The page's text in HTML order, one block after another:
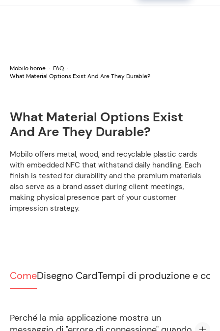
Mobilo home
FAQ
What Material Options Exist And Are They Durable?
What Material Options Exist
And Are They Durable?
Mobilo offers metal, wood, and recyclable plastic cards
with embedded NFC that withstand daily handling. Each
finish is tested for durability and the premium materials
also serve as a brand asset during client meetings,
making physical presence part of your customer
impression strategy.
ComeDisegno CardTempi di produzione e
Perché la mia applicazione mostra un